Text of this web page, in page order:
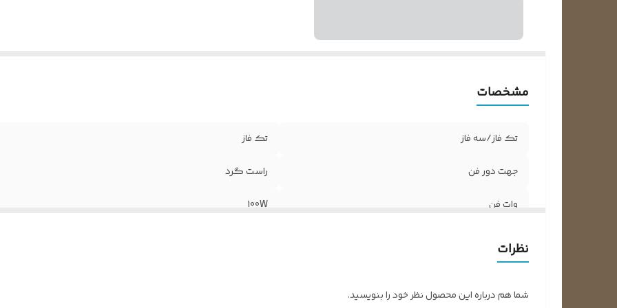
مشخصات
تک فاز/سه فاز تک فاز
جهت دور فن راست گرد
وات فن 100W
قطر شفت
نظرات
شما هم درباره این محصول نظر خود را بنویسید.